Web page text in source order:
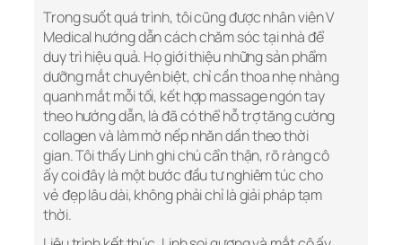
Trong suốt quá trình, tôi cũng được nhân viên V
Medical hướng dẫn cách chăm sóc tại nhà để
duy trì hiệu quả. Họ giới thiệu những sản phẩm
dưỡng mắt chuyên biệt, chỉ cần thoa nhẹ nhàng
quanh mắt mỗi tối, kết hợp massage ngón tay
theo hướng dẫn, là đã có thể hỗ trợ tăng cường
collagen và làm mờ nếp nhăn dần theo thời
gian. Tôi thấy Linh ghi chú cẩn thận, rõ ràng cô
ấy coi đây là một bước đầu tư nghiêm túc cho
vẻ đẹp lâu dài, không phải chỉ là giải pháp tạm
thời.